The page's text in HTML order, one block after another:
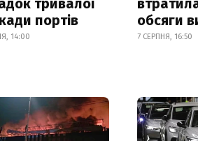
тривалої
портів
14:00
обсяги
7 СЕРПНЯ, 16:50